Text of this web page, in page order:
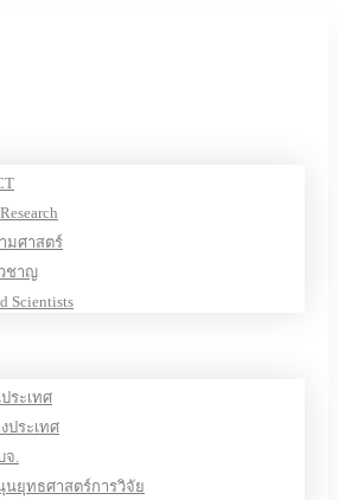
มศาสตร์
ชาญ
Scientists
ระเทศ
ประเทศ
จ.
ยุทธศาสตร์การวิจัย